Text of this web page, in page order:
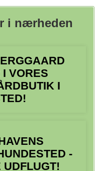
i nærheden
VORES
I
-
UDFLUGT!